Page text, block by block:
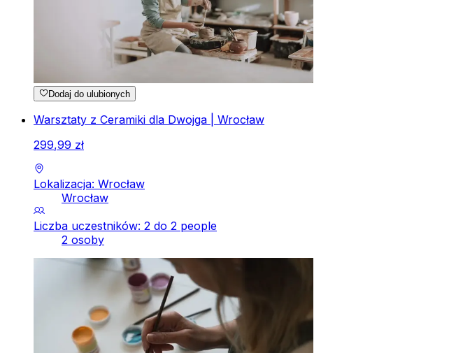
Dodaj do ulubionych
Warsztaty z Ceramiki dla Dwojga | Wrocław
299,99 zł
Lokalizacja: Wrocław
Wrocław
Liczba uczestników: 2 do 2 people
2 osoby